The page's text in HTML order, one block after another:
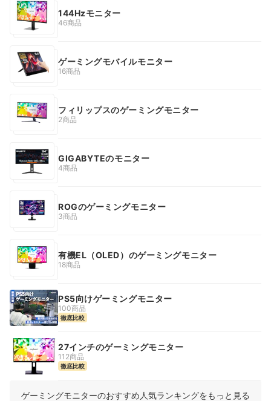
144Hzモニター
46商品
ゲーミングモバイルモニター
16商品
フィリップスのゲーミングモニター
2商品
GIGABYTEのモニター
4商品
ROGのゲーミングモニター
3商品
有機EL（OLED）のゲーミングモニター
18商品
PS5向けゲーミングモニター
100商品
徹底比較
27インチのゲーミングモニター
112商品
徹底比較
ゲーミングモニターのおすすめ人気ランキングをもっと見る